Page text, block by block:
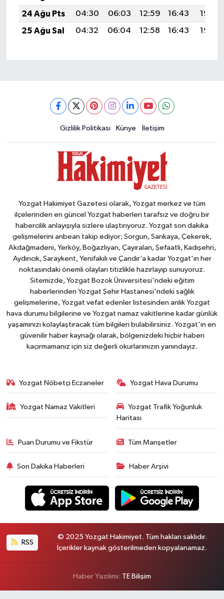
24 Ağu Pts
04:30 06:03 12:59 16:43
19:45
25 Ağu Sal
04:32 06:04 12:58 16:43 19:43
Gizlilik Politikası Künye İletişim
Yozgat Hakimiyet Gazetesi olarak, Yozgat merkez ve tüm
ilçelerinden en güncel Yozgat haberleri tarafsız ve doğru bir
habercilik anlayışıyla sizlere ulaştırıyoruz. Yozgat son dakika
gelişmelerini anbean takip ediyor; Sorgun, Sarıkaya, Çekerek,
Akdağmadeni, Yerköy, Boğazlıyan, Çayıralan, Şefaatli, Kadışehri,
Aydıncık, Saraykent, Yenifakılı ve Çandır’a kadar Yozgat'ın her
noktasındaki önemli olayları titizlikle hazırlayıp sunuyoruz.
Sitemizde, Yozgat Bozok Üniversitesi'ndeki eğitim
haberlerinden Yozgat Şehir Hastanesi'ndeki sağlık
gelişmelerine, Yozgat vefat edenler listesinden anlık Yozgat
hava durumu bilgilerine ve Yozgat namaz vakitlerine kadar günlük
yaşamınızı kolaylaştıracak tüm bilgileri bulabilirsiniz. Yozgat'ın en
güvenilir haber kaynağı olarak, bölgenizdeki hiçbir haberi
kaçırmamanız için siz değerli okurlarımızın yanındayız.
Yozgat Nöbetçi Eczaneler Yozgat Hava Durumu
Yozgat Namaz Vakitleri
Yozgat Trafik Yoğunluk
Haritası
Puan Durumu ve Fikstür Tüm Manşetler
Son Dakika Haberleri Haber Arşivi
RSS
© 2025 Yozgat Hakimiyet. Tüm hakları saklıdır.
İçerikler kaynak gösterilmeden kopyalanamaz.
Haber Yazılımı: TE Bilişim